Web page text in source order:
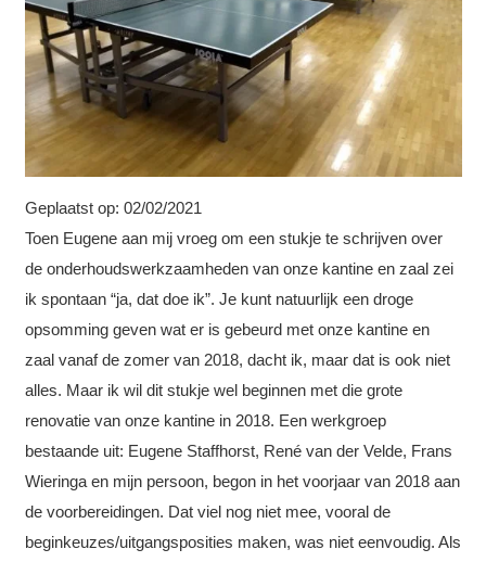
Geplaatst op: 02/02/2021
Toen Eugene aan mij vroeg om een stukje te schrijven over
de onderhoudswerkzaamheden van onze kantine en zaal zei
ik spontaan “ja, dat doe ik”. Je kunt natuurlijk een droge
opsomming geven wat er is gebeurd met onze kantine en
zaal vanaf de zomer van 2018, dacht ik, maar dat is ook niet
alles. Maar ik wil dit stukje wel beginnen met die grote
renovatie van onze kantine in 2018. Een werkgroep
bestaande uit: Eugene Staffhorst, René van der Velde, Frans
Wieringa en mijn persoon, begon in het voorjaar van 2018 aan
de voorbereidingen. Dat viel nog niet mee, vooral de
beginkeuzes/uitgangsposities maken, was niet eenvoudig. Als